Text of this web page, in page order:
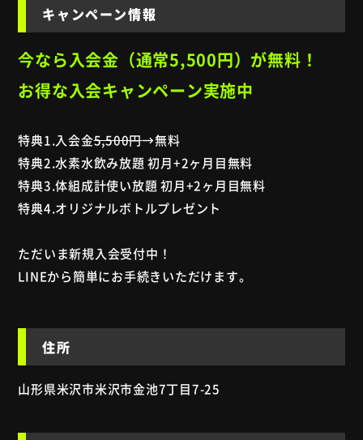
キャンペーン情報
今なら入会金（通常5,500円） が無料！
お得な入会キャンペーン実施中
特典1.入会金5,500円→無料
特典2.水素水飲み放題 初月+2ヶ月目無料
特典3.体組成計使い放題 初月+2ヶ月目無料
特典4.オリジナルボトルプレゼント
ただいま新規入会受付中！
LINEから簡単にお手続きいただけます。
住所
山形県米沢市米沢市金池7丁目7-25